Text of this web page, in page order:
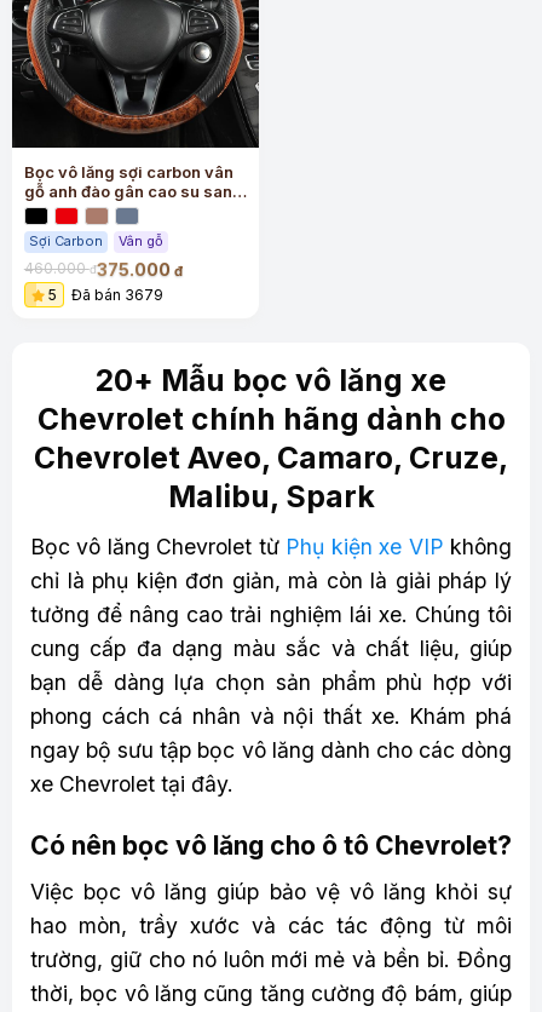
Bọc vô lăng sợi carbon vân
gỗ anh đào gân cao su sang
trọng
Sợi Carbon Vân gỗ
460.000đ375.000 đ
5 Đã bán 3679
20+ Mẫu bọc vô lăng xe
Chevrolet chính hãng dành cho
Chevrolet Aveo, Camaro, Cruze,
Malibu, Spark
Bọc vô lăng Chevrolet từ Phụ kiện xe VIP không
chỉ là phụ kiện đơn giản, mà còn là giải pháp lý
tưởng để nâng cao trải nghiệm lái xe. Chúng tôi
cung cấp đa dạng màu sắc và chất liệu, giúp
bạn dễ dàng lựa chọn sản phẩm phù hợp với
phong cách cá nhân và nội thất xe. Khám phá
ngay bộ sưu tập bọc vô lăng dành cho các dòng
xe Chevrolet tại đây.
Có nên bọc vô lăng cho ô tô Chevrolet?
Việc bọc vô lăng giúp bảo vệ vô lăng khỏi sự
hao mòn, trầy xước và các tác động từ môi
trường, giữ cho nó luôn mới mẻ và bền bỉ. Đồng
thời, bọc vô lăng cũng tăng cường độ bám, giúp